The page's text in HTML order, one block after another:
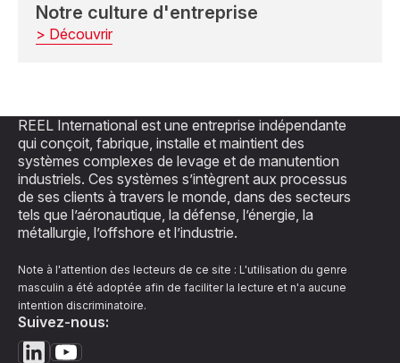
Notre culture d'entreprise
> Découvrir
REEL International est une entreprise indépendante
qui conçoit, fabrique, installe et maintient des
systèmes complexes de levage et de manutention
industriels. Ces systèmes s’intègrent aux processus
de ses clients à travers le monde, dans des secteurs
tels que l’aéronautique, la défense, l’énergie, la
métallurgie, l’offshore et l’industrie.
Note à l'attention des lecteurs de ce site : L'utilisation du genre
masculin a été adoptée afin de faciliter la lecture et n'a aucune
intention discriminatoire.
Suivez-nous: